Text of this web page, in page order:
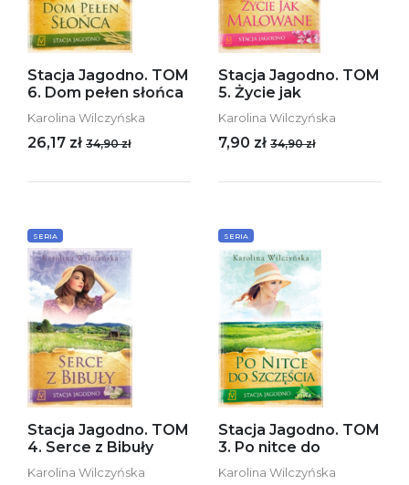
Stacja Jagodno. TOM
6. Dom pełen słońca
Karolina Wilczyńska
26,17 zł 34,90 zł
Stacja Jagodno. TOM
5. Życie jak
Karolina Wilczyńska
7,90 zł 34,90 zł
SERIA
Stacja Jagodno. TOM
4. Serce z Bibuły
Karolina Wilczyńska
SERIA
Stacja Jagodno. TOM
3. Po nitce do
Karolina Wilczyńska